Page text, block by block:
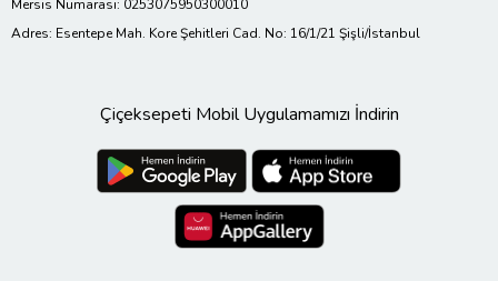
Mersis Numarası: 0253075950300010
Adres: Esentepe Mah. Kore Şehitleri Cad. No: 16/1/21 Şişli/İstanbul
Çiçeksepeti Mobil Uygulamamızı İndirin